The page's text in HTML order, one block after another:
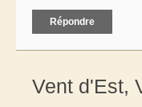
Répondre
Vent d'Est,